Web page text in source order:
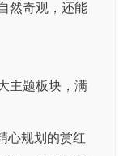
然奇观，还能
主题板块，满
心规划的赏红